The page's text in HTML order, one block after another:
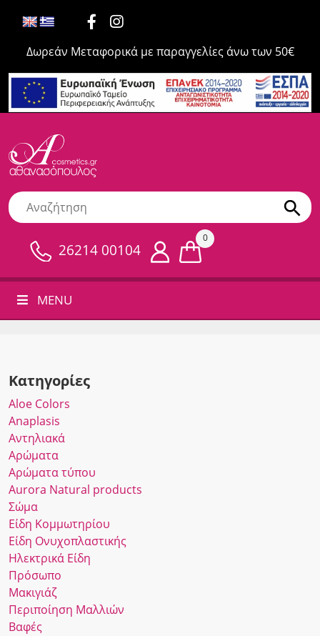
Δωρεάν Μεταφορικά με παραγγελίες άνω των 50€
26214 00104
0
MENU
Κατηγορίες
Αloe Colors
Anaplasis
Αντηλιακά
Αρώματα
Αρώματα τύπου
Αurora Νatural products
Σώμα
Είδη Κομμωτηρίου
Είδη Ονυχοπλαστικής
Ηλεκτρικά Είδη
Πρόσωπο
Μακιγιάζ
Περιποίηση Μαλλιών
Βαφές